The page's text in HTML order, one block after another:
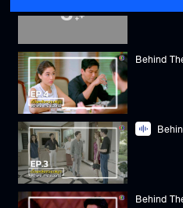
Behind
Behind